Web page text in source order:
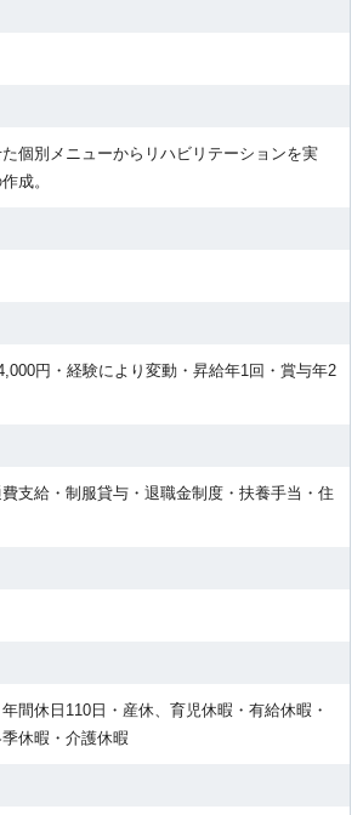
個別メニューからリハビリテーションを実
成。
円・経験により変動・昇給年1回・賞与年2
支給・制服貸与・退職金制度・扶養手当・住
間休日110日・産休、育児休暇・有給休暇・
休暇・介護休暇